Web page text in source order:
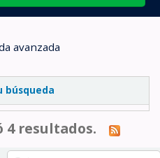
avanzada
búsqueda
4 resultados.